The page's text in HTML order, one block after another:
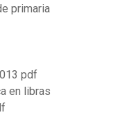
primaria
pdf
en libras